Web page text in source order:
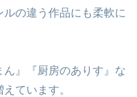
の違う作品にも柔軟に
』『厨房のありす』な
ています。